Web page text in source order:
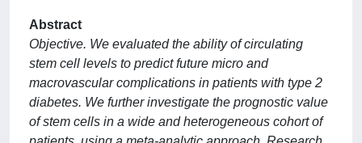
Abstract
Objective. We evaluated the ability of circulating
stem cell levels to predict future micro and
macrovascular complications in patients with type 2
diabetes. We further investigate the prognostic value
of stem cells in a wide and heterogeneous cohort of